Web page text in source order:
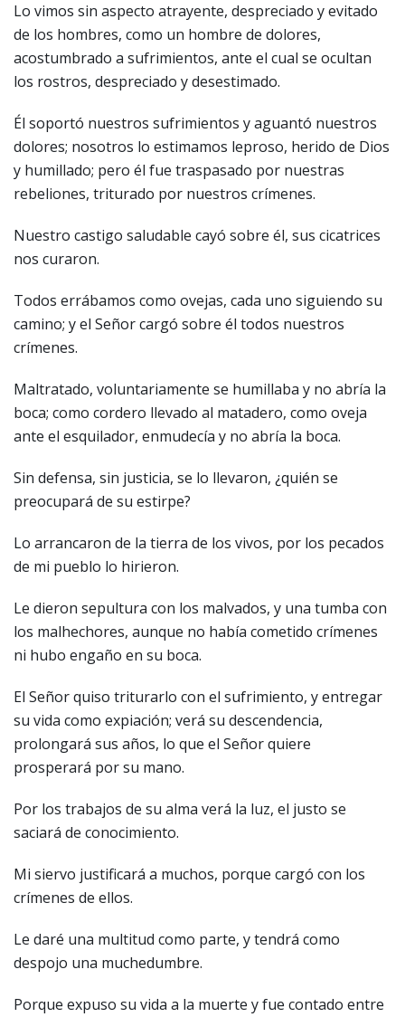
Lo vimos sin aspecto atrayente, despreciado y evitado
de los hombres, como un hombre de dolores,
acostumbrado a sufrimientos, ante el cual se ocultan
los rostros, despreciado y desestimado.
Él soportó nuestros sufrimientos y aguantó nuestros
dolores; nosotros lo estimamos leproso, herido de Dios
y humillado; pero él fue traspasado por nuestras
rebeliones, triturado por nuestros crímenes.
Nuestro castigo saludable cayó sobre él, sus cicatrices
nos curaron.
Todos errábamos como ovejas, cada uno siguiendo su
camino; y el Señor cargó sobre él todos nuestros
crímenes.
Maltratado, voluntariamente se humillaba y no abría la
boca; como cordero llevado al matadero, como oveja
ante el esquilador, enmudecía y no abría la boca.
Sin defensa, sin justicia, se lo llevaron, ¿quién se
preocupará de su estirpe?
Lo arrancaron de la tierra de los vivos, por los pecados
de mi pueblo lo hirieron.
Le dieron sepultura con los malvados, y una tumba con
los malhechores, aunque no había cometido crímenes
ni hubo engaño en su boca.
El Señor quiso triturarlo con el sufrimiento, y entregar
su vida como expiación; verá su descendencia,
prolongará sus años, lo que el Señor quiere
prosperará por su mano.
Por los trabajos de su alma verá la luz, el justo se
saciará de conocimiento.
Mi siervo justificará a muchos, porque cargó con los
crímenes de ellos.
Le daré una multitud como parte, y tendrá como
despojo una muchedumbre.
Porque expuso su vida a la muerte y fue contado entre